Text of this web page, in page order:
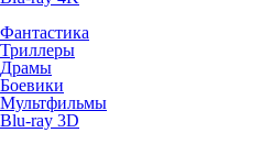
Фантастика
Триллеры
Драмы
Боевики
Мультфильмы
Blu-ray 3D